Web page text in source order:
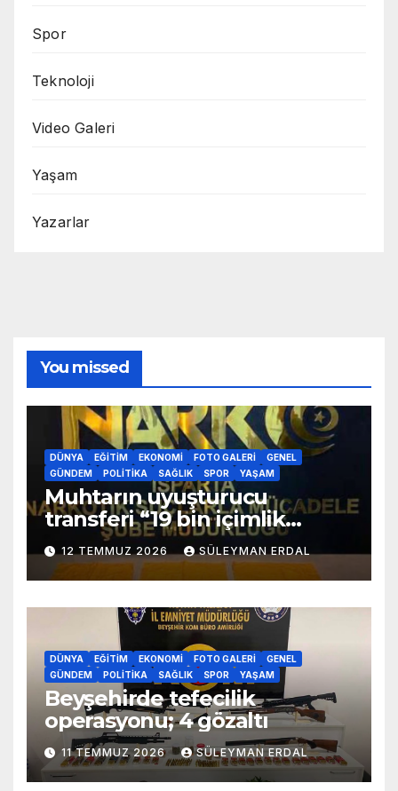
Spor
Teknoloji
Video Galeri
Yaşam
Yazarlar
You missed
DÜNYA EĞITIM EKONOMI FOTO GALERI
GENEL
GÜNDEM
POLITIKA SAĞLIK SPOR YAŞAM
Muhtarın uyuşturucu
transferi “19 bin içimlik
uyuşturucu ele geçirildi”
12 TEMMUZ 2026 SÜLEYMAN ERDAL
DÜNYA EĞITIM EKONOMI FOTO GALERI
GENEL
GÜNDEM
POLITIKA SAĞLIK SPOR YAŞAM
Beyşehirde tefecilik
operasyonu; 4 gözaltı
11 TEMMUZ 2026 SÜLEYMAN ERDAL